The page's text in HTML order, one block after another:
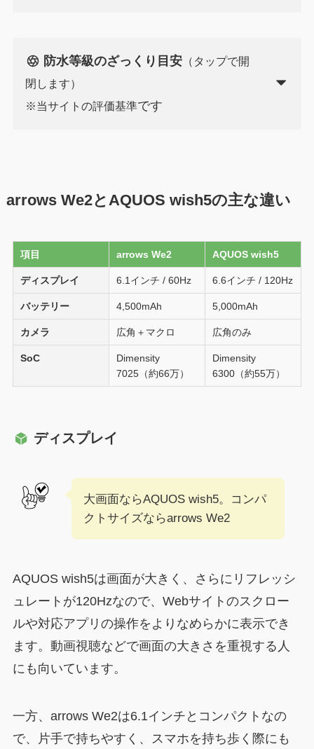
防水等級のざっくり目安 （タップで開
閉します）
※当サイトの評価基準です
arrows We2とAQUOS wish5の主な違い
項目 arrows We2 AQUOS wish5
ディスプレイ 6.1インチ / 60Hz 6.6インチ / 120Hz
バッテリー 4,500mAh 5,000mAh
カメラ 広角＋マクロ 広角のみ
SoC
Dimensity
7025（約66万）
Dimensity
6300（約55万）
ディスプレイ
大画面ならAQUOS wish5。コンパ
クトサイズならarrows We2
AQUOS wish5は画面が大きく、さらにリフレッシ
ュレートが120Hzなので、Webサイトのスクロー
ルや対応アプリの操作をよりなめらかに表示でき
ます。動画視聴などで画面の大きさを重視する人
にも向いています。
一方、arrows We2は6.1インチとコンパクトなの
で、片手で持ちやすく、スマホを持ち歩く際にも